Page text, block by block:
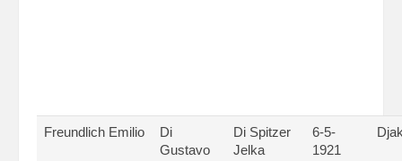
Freundlich Emilio
Di
Gustavo
Di Spitzer
Jelka
6-5-
1921